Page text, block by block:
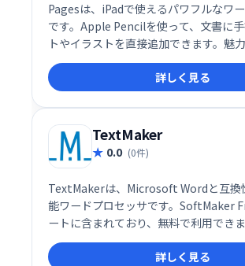
Pagesは、iPadで使えるパワフルなワ
です。Apple Pencilを使って、文書に
トやイラストを直接追加できます。魅
をサポートし、直感的な操作でアイデ
できます。
詳しく見る
TextMaker
0.0 (0件)
TextMakerは、Microsoft Wordと互換
能ワードプロセッサです。SoftMaker
ートに含まれており、無料で利用でき
成、編集、フォーマット設定など、
を備えながら、シンプルで使いやすいイ
詳しく見る